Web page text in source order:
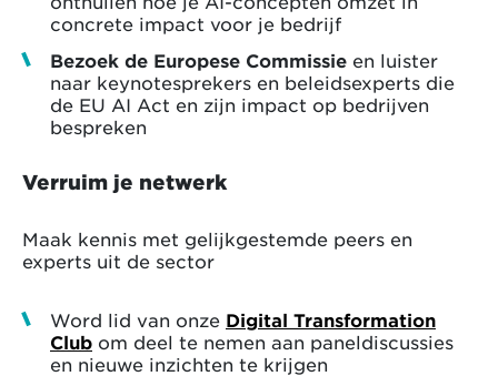
concrete impact voor je bedrijf
Bezoek de Europese Commissie en luister
naar keynotesprekers en beleidsexperts die
de EU AI Act en zijn impact op bedrijven
bespreken
Verruim je netwerk
Maak kennis met gelijkgestemde peers en
experts uit de sector
Word lid van onze Digital Transformation
Club om deel te nemen aan paneldiscussies
en nieuwe inzichten te krijgen